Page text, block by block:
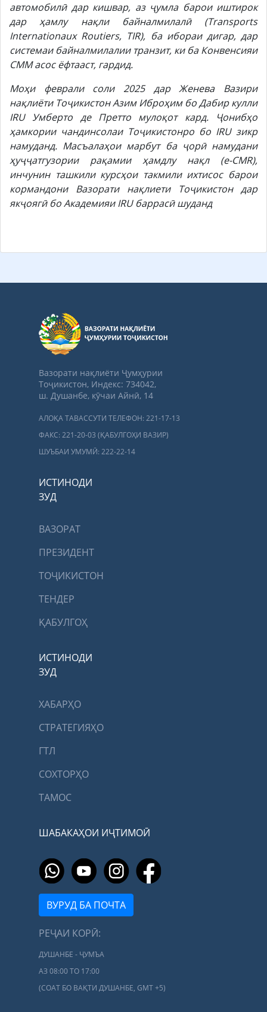
автомобилӣ дар кишвар, аз ҷумла барои иштирок
дар ҳамлу нақли байналмилалӣ (Transports
Internationaux Routiers, TIR), ба ибораи дигар, дар
системаи байналмилалии транзит, ки ба Конвенсияи
СММ асос ёфтааст, гардид.
Моҳи феврали соли 2025 дар Женева Вазири
нақлиёти Тоҷикистон Азим Иброҳим бо Дабир кулли
IRU Умберто де Претто мулоқот кард. Ҷонибҳо
ҳамкории чандинсолаи Тоҷикистонро бо IRU зикр
намуданд. Масъалаҳои марбут ба ҷорӣ намудани
ҳуҷҷатгузории рақамии ҳамдлу нақл (e-CMR),
инчунин ташкили курсҳои такмили ихтисос барои
кормандони Вазорати нақлиети Тоҷикистон дар
якҷоягӣ бо Академияи IRU баррасӣ шуданд
Вазорати нақлиёти Ҷумҳурии
Тоҷикистон, Индекс: 734042,
ш. Душанбе, кӯчаи Айнӣ, 14
АЛОҚА ТАВАССУТИ ТЕЛЕФОН: 221-17-13
ФАКС: 221-20-03 (ҚАБУЛГОҲИ ВАЗИР)
ШУЪБАИ УМУМӢ: 222-22-14
ИСТИНОДИ
ЗУД
ВАЗОРАТ
ПРЕЗИДЕНТ
ТОҶИКИСТОН
ТЕНДЕР
ҚАБУЛГОҲ
ИСТИНОДИ
ЗУД
ХАБАРҲО
СТРАТЕГИЯҲО
ГТЛ
СОХТОРҲО
ТАМОС
ШАБАКАҲОИ ИҶТИМОӢ
ВУРУД БА ПОЧТА
РЕҶАИ КОРӢ:
ДУШАНБЕ - ҶУМЪА
АЗ 08:00 ТО 17:00
(СОАТ БО ВАҚТИ ДУШАНБЕ, GMT +5)